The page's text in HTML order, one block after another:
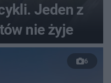
Jeden z
nie żyje
6